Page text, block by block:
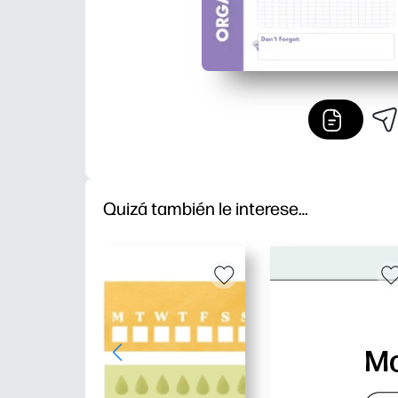
Quizá también le interese…